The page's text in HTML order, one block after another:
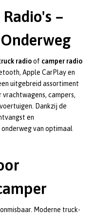
–
radioof camper radio
Apple CarPlay en
uitgebreid assortiment
campers,
Dankzij de
en
van optimaal
Moderne truck-